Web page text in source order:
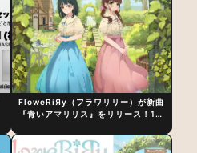
FloweRiЯy（フラワリリー）が新曲
『青いアマリリス』をリリース！1st